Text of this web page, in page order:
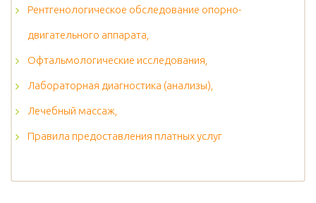
Рентгенологическое обследование опорно-
двигательного аппарата,
Офтальмологические исследования,
Лабораторная диагностика (анализы),
Лечебный массаж,
Правила предоставления платных услуг